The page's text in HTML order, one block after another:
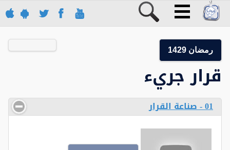
رمضان 1429
قرار جريء
01 - صناعة القرار